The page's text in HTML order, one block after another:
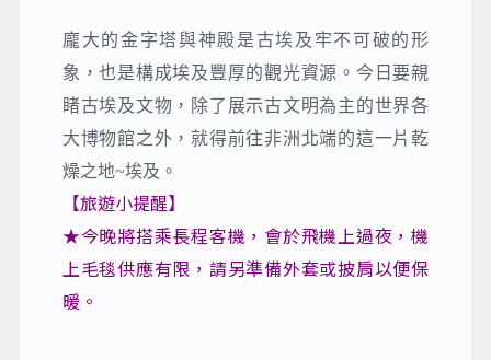
龐大的金字塔與神殿是古埃及牢不可破的形
象，也是構成埃及豐厚的觀光資源。今日要親
睹古埃及文物，除了展示古文明為主的世界各
大博物館之外，就得前往非洲北端的這一片乾
燥之地~埃及。
【旅遊小提醒】
★今晚將搭乘長程客機，會於飛機上過夜，機
上毛毯供應有限，請另準備外套或披肩以便保
暖。